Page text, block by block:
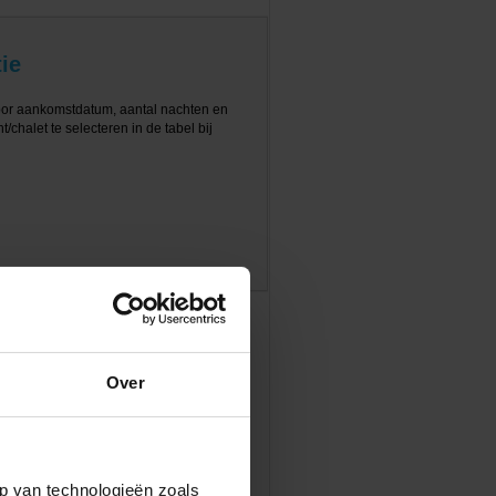
Over
van technologieën zoals
aankomstdatum, aantal nachten en
chalet te selecteren in de tabel bij